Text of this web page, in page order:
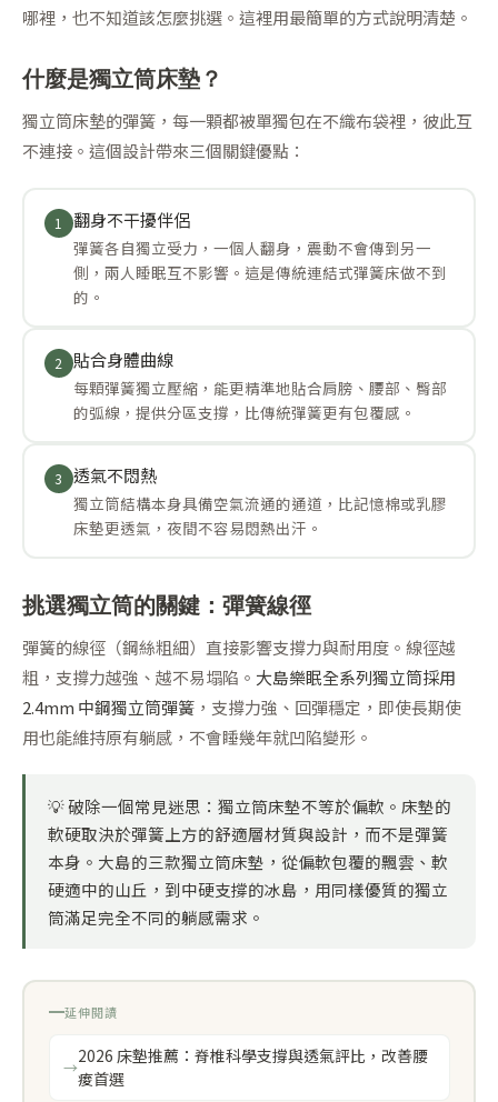
哪裡，也不知道該怎麼挑選。這裡用最簡單的方式說明清楚。
什麼是獨立筒床墊？
獨立筒床墊的彈簧，每一顆都被單獨包在不織布袋裡，彼此互
不連接。這個設計帶來三個關鍵優點：
1 翻身不干擾伴侶
彈簧各自獨立受力，一個人翻身，震動不會傳到另一
側，兩人睡眠互不影響。這是傳統連結式彈簧床做不到
的。
2 貼合身體曲線
每顆彈簧獨立壓縮，能更精準地貼合肩膀、腰部、臀部
的弧線，提供分區支撐，比傳統彈簧更有包覆感。
3 透氣不悶熱
獨立筒結構本身具備空氣流通的通道，比記憶棉或乳膠
床墊更透氣，夜間不容易悶熱出汗。
挑選獨立筒的關鍵：彈簧線徑
彈簧的線徑（鋼絲粗細）直接影響支撐力與耐用度。線徑越
粗，支撐力越強、越不易塌陷。 大島樂眠全系列獨立筒採用
2.4mm 中鋼獨立筒彈簧 ，支撐力強、回彈穩定，即使長期使
用也能維持原有躺感，不會睡幾年就凹陷變形。
💡破除一個常見迷思： 獨立筒床墊不等於偏軟。床墊的
軟硬取決於彈簧上方的舒適層材質與設計，而不是彈簧
本身。大島的三款獨立筒床墊，從偏軟包覆的飄雲、軟
硬適中的山丘，到中硬支撐的冰島，用同樣優質的獨立
筒滿足完全不同的躺感需求。
延伸閱讀
2026 床墊推薦：脊椎科學支撐與透氣評比，改善腰
痠首選